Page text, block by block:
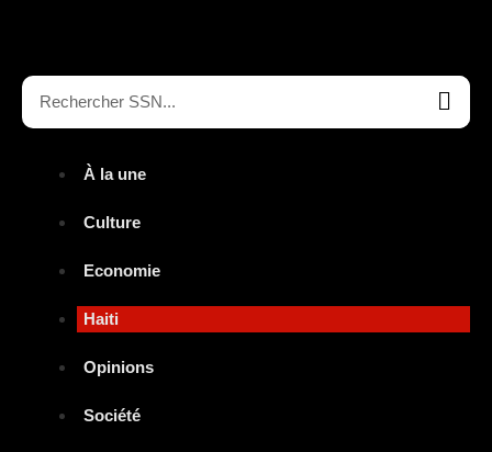
À la une
Culture
Economie
Haiti
Opinions
Société